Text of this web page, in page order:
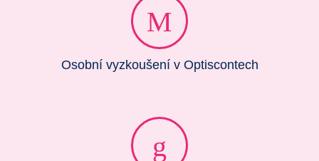
Osobní vyzkoušení v Optiscontech